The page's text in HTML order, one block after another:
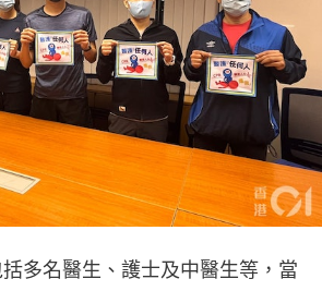
多名醫生、護士及中醫生等，當